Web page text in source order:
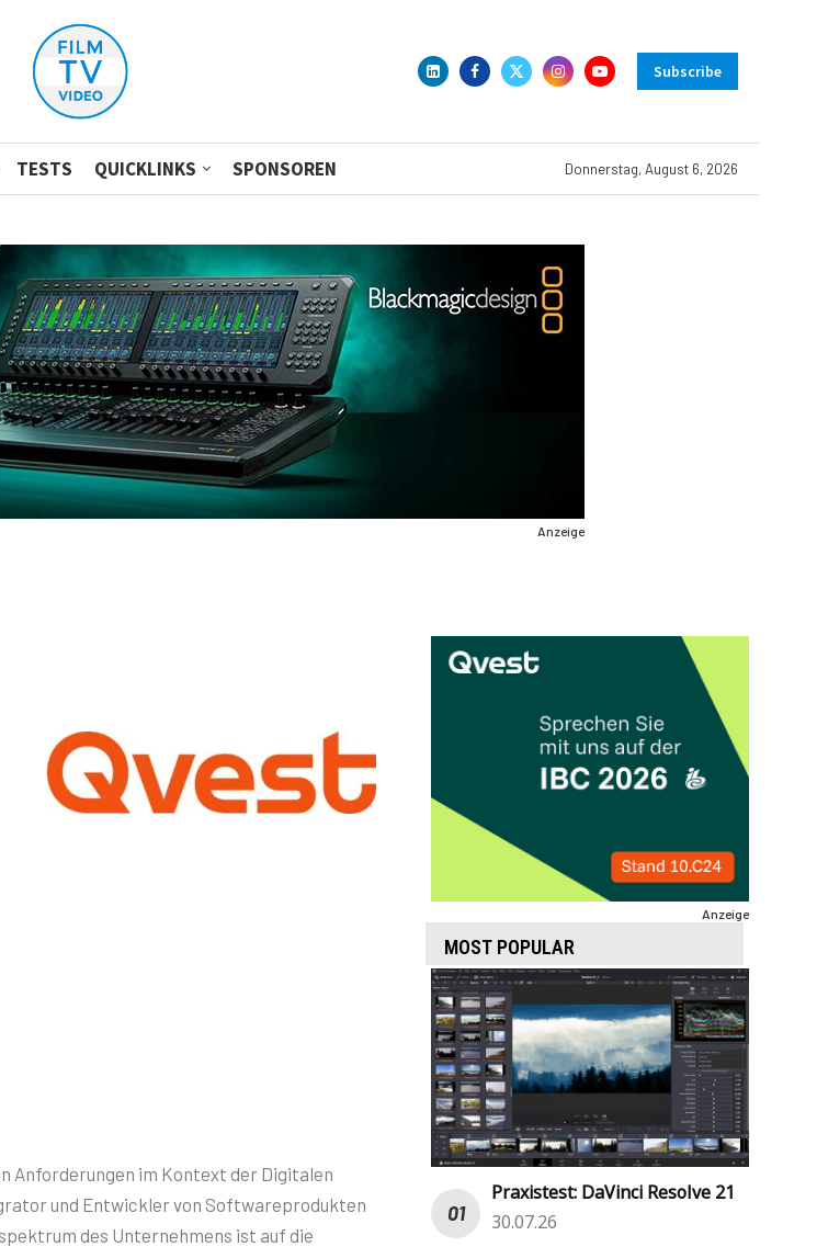
Subscribe
TESTS QUICKLINKS SPONSOREN Donnerstag, August 6, 2026
Anzeige
Anforderungen im Kontext der Digitalen
und Entwickler von Softwareprodukten
des Unternehmens ist auf die
Anzeige
MOST POPULAR
Praxistest: DaVinci Resolve 21
30.07.26